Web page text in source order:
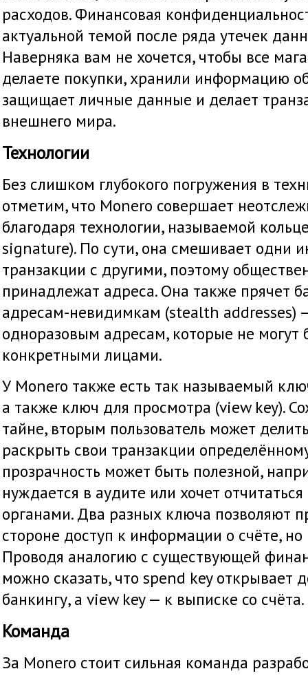
расходов. Финансовая
актуальной темой после ряда утечек
Наверняка вам не хочется, чтобы все
делаете покупки, хранили информацию
защищает личные данные и делает
внешнего мира.
Технологии
Без слишком глубокого погружения в
отметим, что Monero совершает
благодаря технологии, называемой
signature). По сути, она смешивает одни
транзакции с другими, поэтому
принадлежат адреса. Она также прячет
адресам-невидимкам (stealth addresses)
одноразовым адресам, которые не могут
конкретными лицами.
У Monero также есть так называемый
а также ключ для просмотра (view key).
тайне, вторым пользователь может
раскрыть свои транзакции
прозрачность может быть полезной,
нуждается в аудите или хочет
органами. Два разных ключа позволяют
стороне доступ к информации о счёте, но
Проводя аналогию с существующей
можно сказать, что spend key открывает
банкингу, а view key — к выписке со счёта.
Команда
За Monero стоит сильная команда